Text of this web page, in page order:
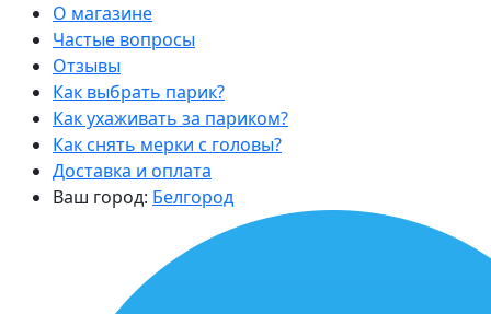
О магазине
Частые вопросы
Отзывы
Как выбрать парик?
Как ухаживать за париком?
Как снять мерки с головы?
Доставка и оплата
Ваш город: Белгород